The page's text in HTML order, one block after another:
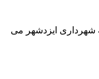
به شهرداری ایزدشهر می